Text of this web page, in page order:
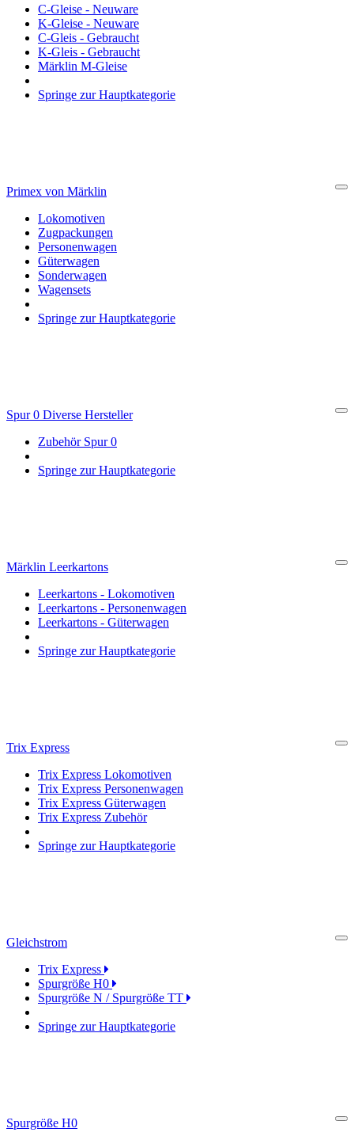
C-Gleise - Neuware
K-Gleise - Neuware
C-Gleis - Gebraucht
K-Gleis - Gebraucht
Märklin M-Gleise
Springe zur Hauptkategorie
Primex von Märklin
Lokomotiven
Zugpackungen
Personenwagen
Güterwagen
Sonderwagen
Wagensets
Springe zur Hauptkategorie
Spur 0 Diverse Hersteller
Zubehör Spur 0
Springe zur Hauptkategorie
Märklin Leerkartons
Leerkartons - Lokomotiven
Leerkartons - Personenwagen
Leerkartons - Güterwagen
Springe zur Hauptkategorie
Trix Express
Trix Express Lokomotiven
Trix Express Personenwagen
Trix Express Güterwagen
Trix Express Zubehör
Springe zur Hauptkategorie
Gleichstrom
Trix Express
Spurgröße H0
Spurgröße N / Spurgröße TT
Springe zur Hauptkategorie
Spurgröße H0